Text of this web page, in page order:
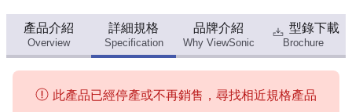
產品介紹
Overview
詳細規格
Specification
品牌介紹
Why ViewSonic
型錄下載
Brochure
此產品已經停產或不再銷售，尋找相近規格產品